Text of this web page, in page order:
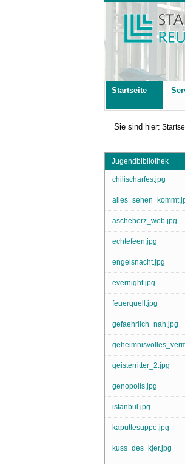
Startseite
Sie sind hier:
Jugendbibliothek
chilischarfes.jpg
ascheherz_web.jpg
echtefeen.jpg
engelsnacht.jpg
evernight.jpg
feuerquell.jpg
gefaehrlich_nah.jpg
geisterritter_2.jpg
genopolis.jpg
istanbul.jpg
kaputtesuppe.jpg
kuss_des_kjer.jpg